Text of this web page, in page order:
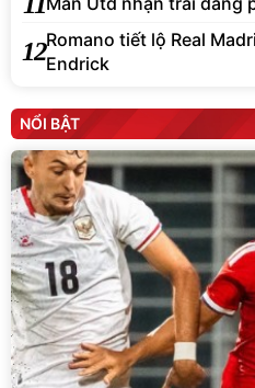
12Romano tiết lộ Real
Endrick
NỔI BẬT